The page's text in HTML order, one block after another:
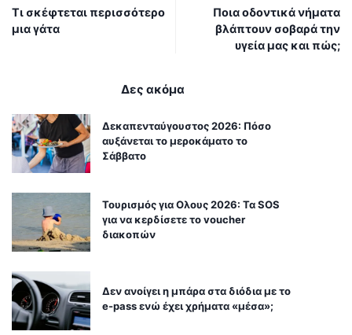
Τι σκέφτεται περισσότερο
μια γάτα
Ποια οδοντικά νήματα
βλάπτουν σοβαρά την
υγεία μας και πώς;
Δες ακόμα
Δεκαπενταύγουστος 2026: Πόσο
αυξάνεται το μεροκάματο το
Σάββατο
Τουρισμός για Ολους 2026: Τα SOS
για να κερδίσετε το voucher
διακοπών
Δεν ανοίγει η μπάρα στα διόδια με το
e-pass ενώ έχει χρήματα «μέσα»;